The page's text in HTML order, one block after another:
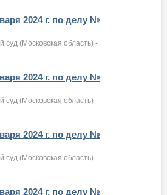
2024 г. по делу №
суд (Московская область) -
2024 г. по делу №
суд (Московская область) -
2024 г. по делу №
суд (Московская область) -
2024 г. по делу №